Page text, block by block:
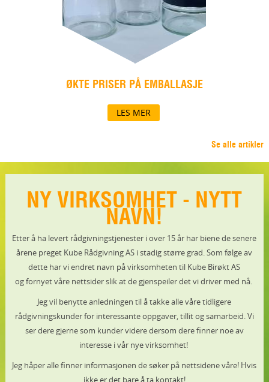
ØKTE PRISER PÅ EMBALLASJE
LES MER
Se alle artikler
NY VIRKSOMHET - NYTT
NAVN!
Etter å ha levert rådgivningstjenester i over 15 år har biene de senere
årene preget Kube Rådgivning AS i stadig større grad. Som følge av
dette har vi endret navn på virksomheten til Kube Birøkt AS
og fornyet våre nettsider slik at de gjenspeiler det vi driver med nå.
Jeg vil benytte anledningen til å takke alle våre tidligere
rådgivningskunder for interessante oppgaver, tillit og samarbeid. Vi
ser dere gjerne som kunder videre dersom dere finner noe av
interesse i vår nye virksomhet!
Jeg håper alle finner informasjonen de søker på nettsidene våre! Hvis
ikke er det bare å ta kontakt!